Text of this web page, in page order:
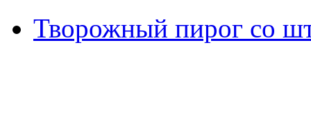
Творожный пирог со